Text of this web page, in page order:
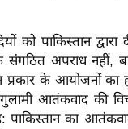
पाकिस्तान द्वारा
अपराध नहीं,
के आयोजनों का
आतंकवाद की
पाकिस्तान का